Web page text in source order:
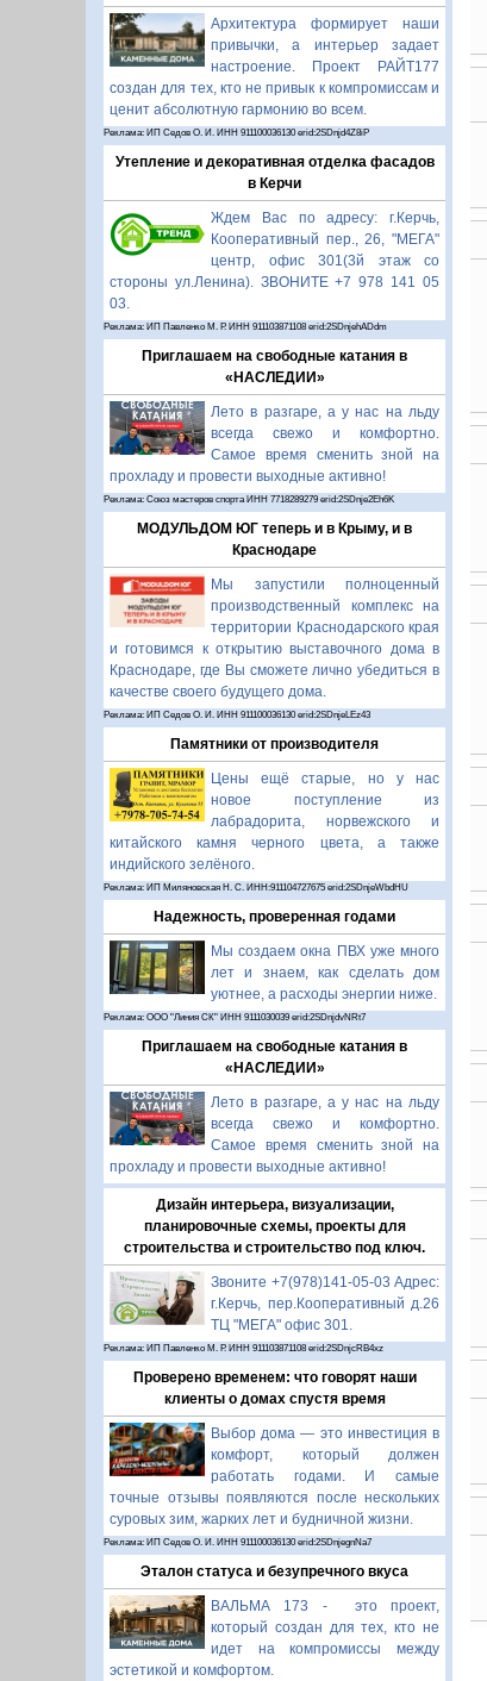
Архитектура формирует наши
привычки, а интерьер задает
настроение. Проект РАЙТ177
создан для тех, кто не привык к компромиссам и
ценит абсолютную гармонию во всем.
Реклама: ИП Седов О. И. ИНН 911100036130 erid:2SDnjd4Z8iP
Утепление и декоративная отделка фасадов
в Керчи
Ждем Вас по адресу: г.Керчь,
Кооперативный пер., 26, "МЕГА"
центр, офис 301(3й этаж со
стороны ул.Ленина). ЗВОНИТЕ +7 978 141 05
03.
Реклама: ИП Павленко М. Р. ИНН 911103871108 erid:2SDnjehADdm
Приглашаем на свободные катания в
«НАСЛЕДИИ»
Лето в разгаре, а у нас на льду
всегда свежо и комфортно.
Самое время сменить зной на
прохладу и провести выходные активно!
Реклама: Союз мастеров спорта ИНН 7718289279 erid:2SDnje2Eh6K
МОДУЛЬДОМ ЮГ теперь и в Крыму, и в
Краснодаре
Мы запустили полноценный
производственный комплекс на
территории Краснодарского края
и готовимся к открытию выставочного дома в
Краснодаре, где Вы сможете лично убедиться в
качестве своего будущего дома.
Реклама: ИП Седов О. И. ИНН 911100036130 erid:2SDnjeLEz43
Памятники от производителя
Цены ещё старые, но у нас
новое поступление из
лабрадорита, норвежского и
китайского камня черного цвета, а также
индийского зелёного.
Реклама: ИП Миляновская Н. С. ИНН:911104727675 erid:2SDnjeWbdHU
Надежность, проверенная годами
Мы создаем окна ПВХ уже много
лет и знаем, как сделать дом
уютнее, а расходы энергии ниже.
Реклама: ООО "Линия СК" ИНН 9111030039 erid:2SDnjdvNRt7
Приглашаем на свободные катания в
«НАСЛЕДИИ»
Лето в разгаре, а у нас на льду
всегда свежо и комфортно.
Самое время сменить зной на
прохладу и провести выходные активно!
Дизайн интерьера, визуализации,
планировочные схемы, проекты для
строительства и строительство под ключ.
Звоните +7(978)141-05-03 Адрес:
г.Керчь, пер.Кооперативный д.26
ТЦ "МЕГА" офис 301.
Реклама: ИП Павленко М. Р. ИНН 911103871108 erid:2SDnjcRB4xz
Проверено временем: что говорят наши
клиенты о домах спустя время
Выбор дома — это инвестиция в
комфорт, который должен
работать годами. И самые
точные отзывы появляются после нескольких
суровых зим, жарких лет и будничной жизни.
Реклама: ИП Седов О. И. ИНН 911100036130 erid:2SDnjegnNa7
Эталон статуса и безупречного вкуса
ВАЛЬМА 173 - это проект,
который создан для тех, кто не
идет на компромиссы между
эстетикой и комфортом.